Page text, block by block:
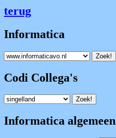
terug
Informatica
Codi Collega's
Informatica algemeen